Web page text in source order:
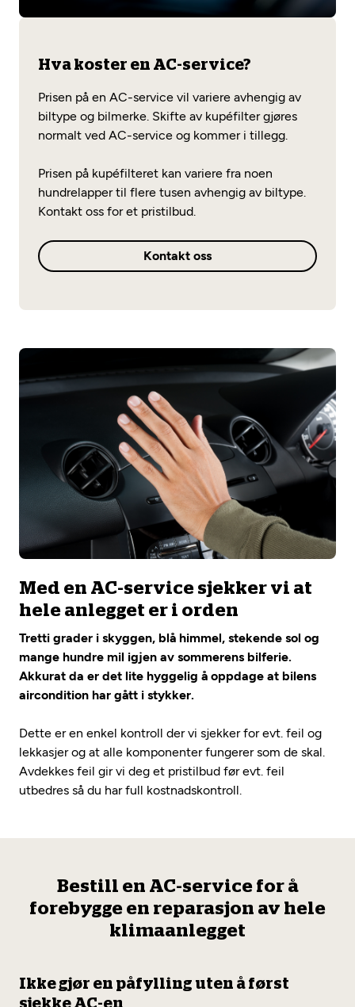
Hva koster en AC-service?
Prisen på en AC-service vil variere avhengig av
biltype og bilmerke. Skifte av kupéfilter gjøres
normalt ved AC-service og kommer i tillegg.
Prisen på kupéfilteret kan variere fra noen
hundrelapper til flere tusen avhengig av biltype.
Kontakt oss for et pristilbud.
Kontakt oss
Med en AC-service sjekker vi at
hele anlegget er i orden
Tretti grader i skyggen, blå himmel, stekende sol og
mange hundre mil igjen av sommerens bilferie.
Akkurat da er det lite hyggelig å oppdage at bilens
aircondition har gått i stykker.
Dette er en enkel kontroll der vi sjekker for evt. feil og
lekkasjer og at alle komponenter fungerer som de skal.
Avdekkes feil gir vi deg et pristilbud før evt. feil
utbedres så du har full kostnadskontroll.
Bestill en AC-service for å
forebygge en reparasjon av hele
klimaanlegget
Ikke gjør en påfylling uten å først
sjekke AC-en